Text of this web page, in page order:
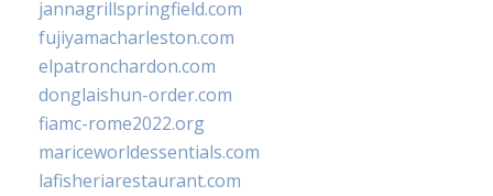
jannagrillspringfield.com
fujiyamacharleston.com
elpatronchardon.com
donglaishun-order.com
fiamc-rome2022.org
mariceworldessentials.com
lafisheriarestaurant.com